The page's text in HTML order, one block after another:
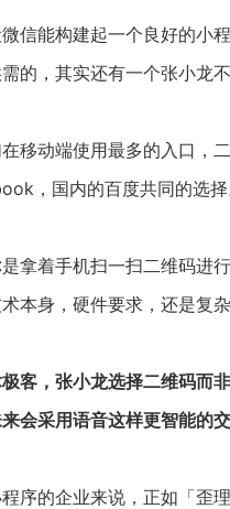
信能构建起一个良好的小
的，其实还有一个张小龙
移动端使用最多的入口，
，国内的百度共同的选择
拿着手机扫一扫二维码进
本身，硬件要求，还是复
客，张小龙选择二维码而
会采用语音这样更智能的
序的企业来说，正如「歪